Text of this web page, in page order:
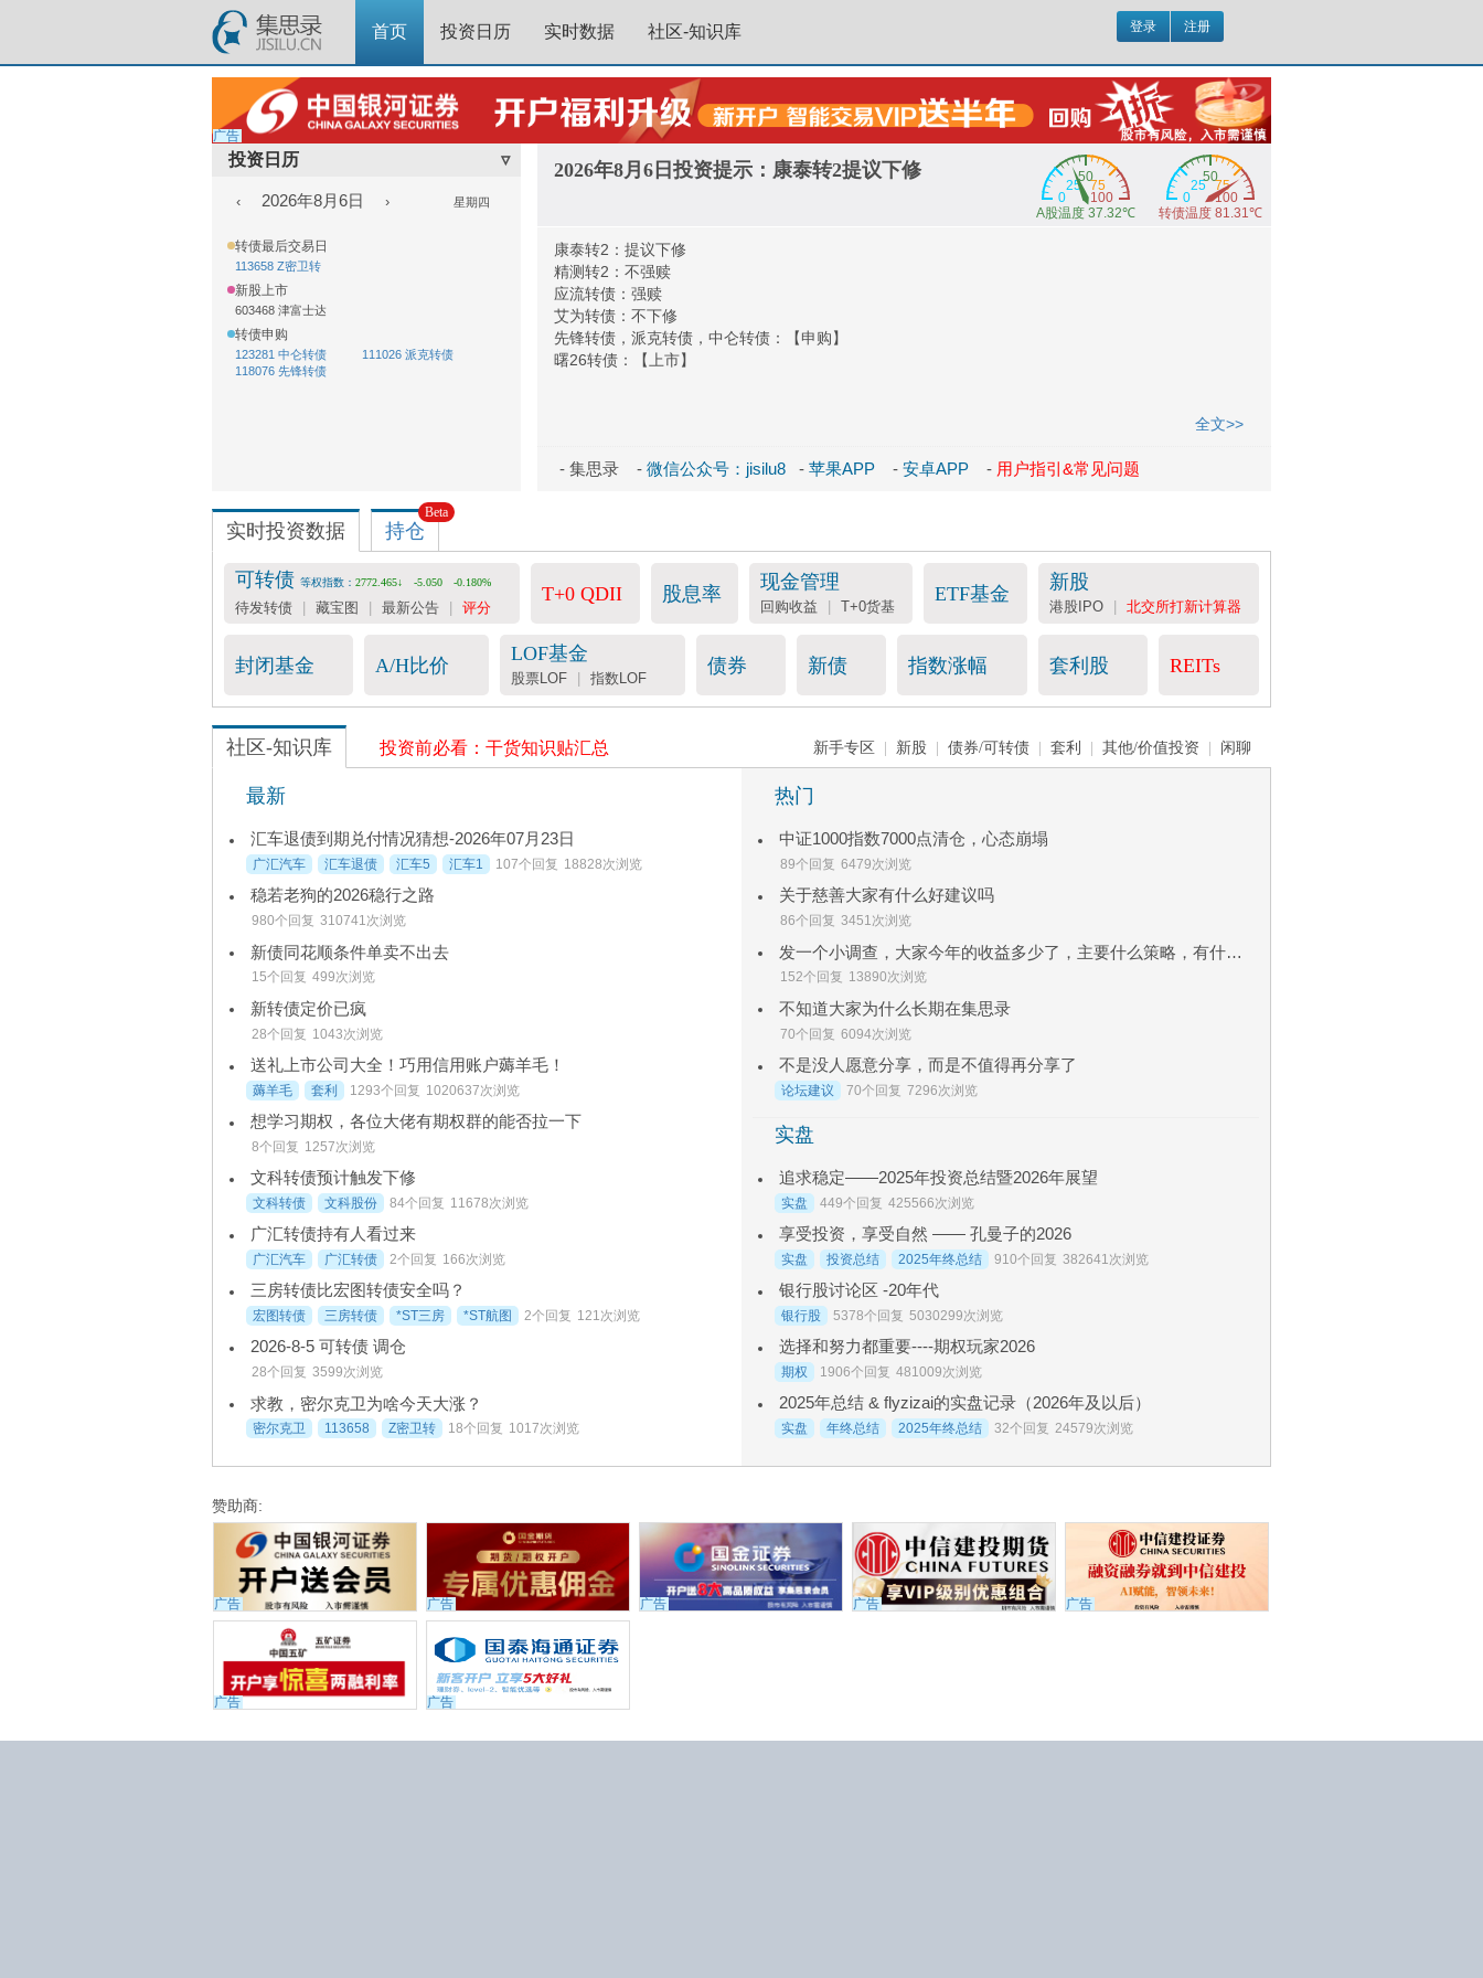
首页 投资日历 实时数据 社区-知识库 登录 注册
广告
投资日历 ▿
‹ 2026年8月6日 › 星期四
转债最后交易日
113658 Z密卫转
新股上市
603468 津富士达
转债申购
123281 中仑转债
111026 派克转债
118076 先锋转债
收费数据
可转债评分表 -- 36元/月
2026年8月6日投资提示：康泰转2提议下修
康泰转2：提议下修
精测转2：不强赎
应流转债：强赎
艾为转债：不下修
先锋转债，派克转债，中仑转债：【申购】
曙26转债：【上市】
全文>>
- 集思录 - 微信公众号：jisilu8 - 苹果APP - 安卓APP - 用户指引&常见问题
实时投资数据 持仓
Beta
可转债 等权指数： 2772.465↓ -5.050 -0.180%
待发转债 藏宝图 最新公告 评分
T+0 QDII 股息率
现金管理
回购收益 | T+0货基
ETF基金
新股
港股IPO | 北交所打新计算器
封闭基金 A/H比价
LOF基金
股票LOF | 指数LOF
债券 新债 指数涨幅 套利股 REITs
社区-知识库 投资前必看：干货知识贴汇总 新手专区 新股 债券/可转债 套利 其他/价值投资 闲聊
最新
汇车退债到期兑付情况猜想-2026年07月23日
广汇汽车 汇车退债 汇车5 汇车1 107个回复 18828次浏览
稳若老狗的2026稳行之路
980个回复 310741次浏览
新债同花顺条件单卖不出去
15个回复 499次浏览
新转债定价已疯
28个回复 1043次浏览
送礼上市公司大全！巧用信用账户薅羊毛！
薅羊毛 套利 1293个回复 1020637次浏览
想学习期权，各位大佬有期权群的能否拉一下
8个回复 1257次浏览
文科转债预计触发下修
文科转债 文科股份 84个回复 11678次浏览
广汇转债持有人看过来
广汇汽车 广汇转债 2个回复 166次浏览
三房转债比宏图转债安全吗？
宏图转债 三房转债 *ST三房 *ST航图 2个回复 121次浏览
2026-8-5 可转债 调仓
28个回复 3599次浏览
求教，密尔克卫为啥今天大涨？
密尔克卫 113658 Z密卫转 18个回复 1017次浏览
热门
中证1000指数7000点清仓，心态崩塌
89个回复 6479次浏览
关于慈善大家有什么好建议吗
86个回复 3451次浏览
发一个小调查，大家今年的收益多少了，主要什么策略，有什么得失？
152个回复 13890次浏览
不知道大家为什么长期在集思录
70个回复 6094次浏览
不是没人愿意分享，而是不值得再分享了
论坛建议 70个回复 7296次浏览
实盘
追求稳定——2025年投资总结暨2026年展望
实盘 449个回复 425566次浏览
享受投资，享受自然 —— 孔曼子的2026
实盘 投资总结 2025年终总结 910个回复 382641次浏览
银行股讨论区 -20年代
银行股 5378个回复 5030299次浏览
选择和努力都重要----期权玩家2026
期权 1906个回复 481009次浏览
2025年总结 & flyzizai的实盘记录（2026年及以后）
实盘 年终总结 2025年终总结 32个回复 24579次浏览
赞助商:
广告 广告 广告 广告 广告
广告 广告